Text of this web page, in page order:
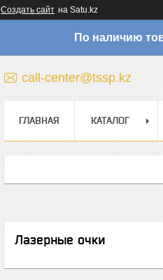
Создать сайт на Satu.kz
По наличию
call-center@tssp.kz
ГЛАВНАЯ КАТАЛОГ
Лазерные очки